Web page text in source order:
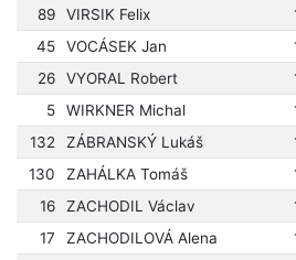
89
VIRSIK Felix
45
VOCÁSEK Jan
26
VYORAL Robert
5
WIRKNER Michal
132
ZÁBRANSKÝ Lukáš
130
ZAHÁLKA Tomáš
16
ZACHODIL Václav
17
ZACHODILOVÁ Alena